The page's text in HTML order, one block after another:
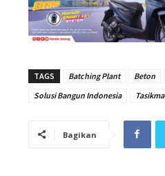
TAGS Batching Plant Beton
Solusi Bangun Indonesia
Bagikan